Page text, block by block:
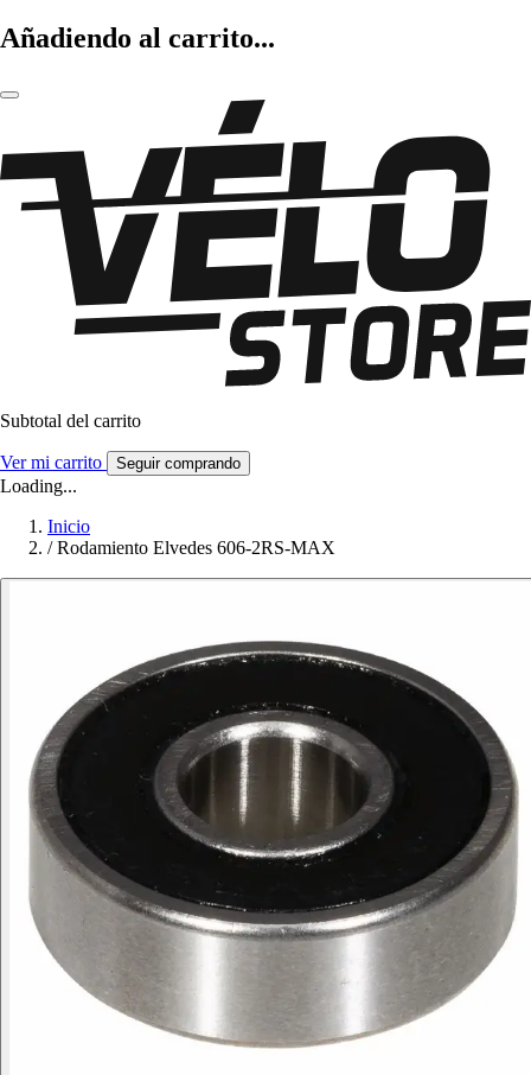
Añadiendo al carrito...
Subtotal del carrito
Ver mi carrito Seguir comprando
Loading...
Inicio
/ Rodamiento Elvedes 606-2RS-MAX